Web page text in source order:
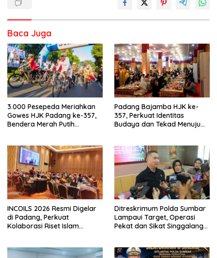
Baca Juga
3.000 Pesepeda Meriahkan
Gowes HJK Padang ke-357,
Bendera Merah Putih
Padang Bajamba HJK ke-
357, Perkuat Identitas
Budaya dan Tekad Menuju
INCOILS 2026 Resmi Digelar
di Padang, Perkuat
Kolaborasi Riset Islam
Ditreskrimum Polda Sumbar
Lampaui Target, Operasi
Pekat dan Sikat Singgalang